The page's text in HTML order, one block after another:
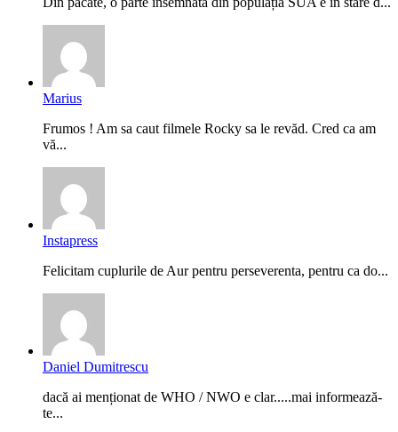
Marius
Frumos ! Am sa caut filmele Rocky sa le revăd. Cred ca am
vă...
Instapress
Felicitam cuplurile de Aur pentru perseverenta, pentru ca do...
Daniel Dumitrescu
dacă ai menționat de WHO / NWO e clar.....mai informează-
te...